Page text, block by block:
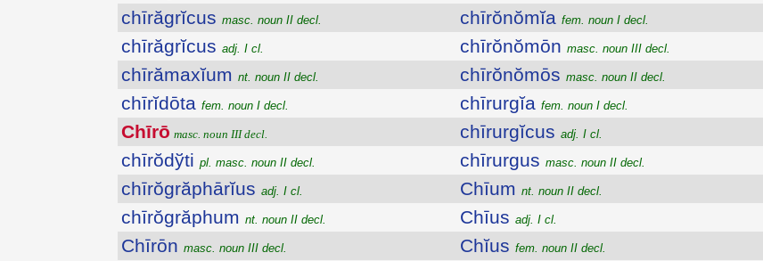
chīrăgrĭcus masc. noun II decl.
chīrăgrĭcus adj. I cl.
chīrămaxĭum nt. noun II decl.
chīrĭdōta fem. noun I decl.
Chīrō masc. noun III decl.
chīrŏdўti pl. masc. noun II decl.
chīrŏgrăphārĭus adj. I cl.
chīrŏgrăphum nt. noun II decl.
Chīrōn masc. noun III decl.
chīrŏnŏmĭa fem. noun I decl.
chīrŏnŏmōn masc. noun III decl.
chīrŏnŏmōs masc. noun II decl.
chīrurgĭa fem. noun I decl.
chīrurgĭcus adj. I cl.
chīrurgus masc. noun II decl.
Chīum nt. noun II decl.
Chīus adj. I cl.
Chĭus fem. noun II decl.